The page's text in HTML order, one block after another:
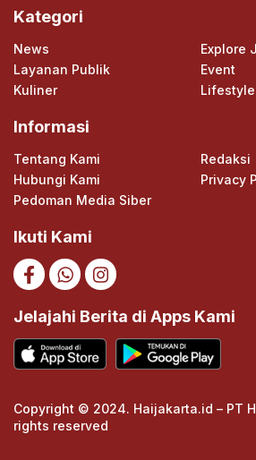
Kategori
News
Explore
Layanan Publik
Event
Kuliner
Lifestyle
Informasi
Tentang Kami
Redaksi
Hubungi Kami
Privacy
Pedoman Media Siber
Ikuti Kami
Jelajahi Berita di Apps Kami
Copyright © 2024. Haijakarta.id – PT
rights reserved